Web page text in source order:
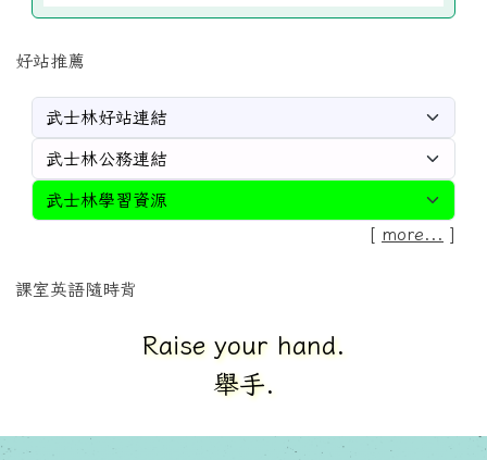
好站推薦
[ more... ]
課室英語隨時背
Raise your hand.
舉手.